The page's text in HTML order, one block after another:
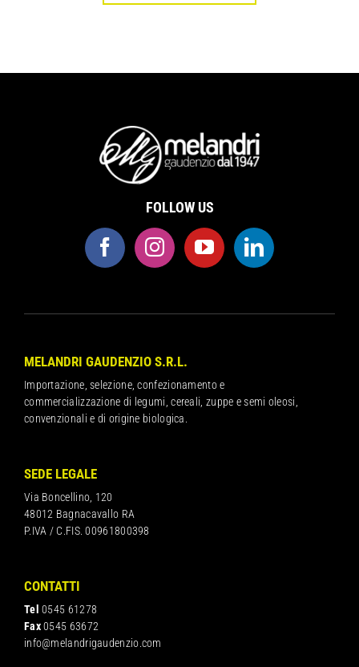
FOLLOW US
MELANDRI GAUDENZIO S.R.L.
Importazione, selezione, confezionamento e
commercializzazione di legumi, cereali, zuppe e semi oleosi,
convenzionali e di origine biologica.
SEDE LEGALE
Via Boncellino, 120
48012 Bagnacavallo RA
P.IVA / C.FIS. 00961800398
CONTATTI
Tel 0545 61278
Fax0545 63672
info@melandrigaudenzio.com